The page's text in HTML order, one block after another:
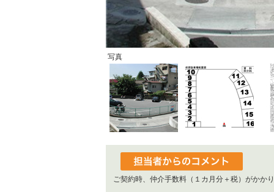
写真
ご契約時、仲介手数料（１カ月分＋税）がかか